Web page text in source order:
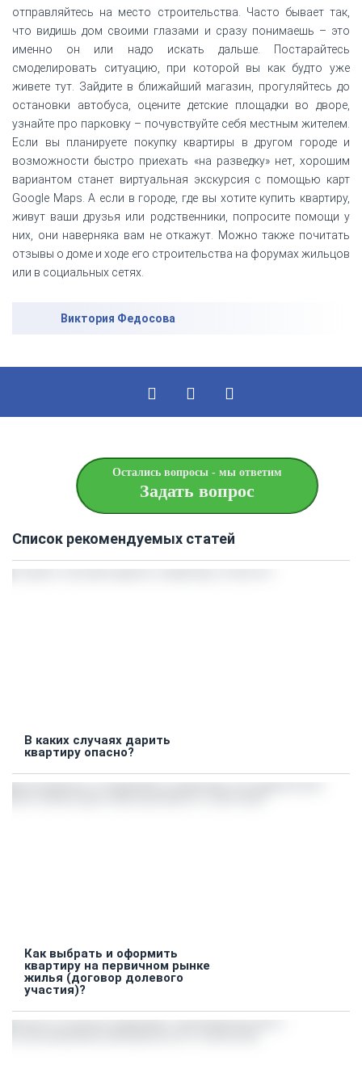
отправляйтесь на место строительства. Часто бывает так,
что видишь дом своими глазами и сразу понимаешь – это
именно он или надо искать дальше. Постарайтесь
смоделировать ситуацию, при которой вы как будто уже
живете тут. Зайдите в ближайший магазин, прогуляйтесь до
остановки автобуса, оцените детские площадки во дворе,
узнайте про парковку – почувствуйте себя местным жителем.
Если вы планируете покупку квартиры в другом городе и
возможности быстро приехать «на разведку» нет, хорошим
вариантом станет виртуальная экскурсия с помощью карт
Google Maps. А если в городе, где вы хотите купить квартиру,
живут ваши друзья или родственники, попросите помощи у
них, они наверняка вам не откажут. Можно также почитать
отзывы о доме и ходе его строительства на форумах жильцов
или в социальных сетях.
Виктория Федосова
Остались вопросы - мы ответим
Задать вопрос
Список рекомендуемых статей
В каких случаях дарить
квартиру опасно?
Как выбрать и оформить
квартиру на первичном рынке
жилья (договор долевого
участия)?